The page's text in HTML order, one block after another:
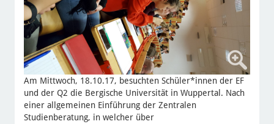
Am Mittwoch, 18.10.17, besuchten Schüler*innen der EF
und der Q2 die Bergische Universität in Wuppertal. Nach
einer allgemeinen Einführung der Zentralen
Studienberatung, in welcher über